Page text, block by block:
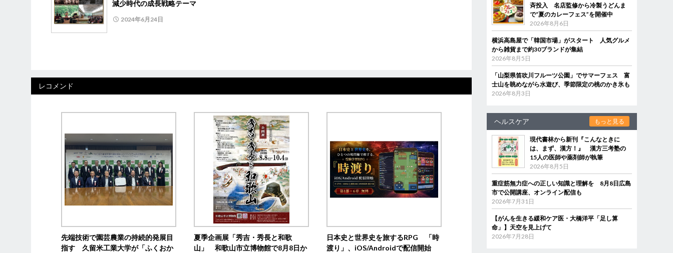
減少時代の成長戦略テーマ
2024年6月24日
レコメンド
先端技術で園芸農業の持続的発展目
指す 久留米工業大学が「ふくおか
夏季企画展「秀吉・秀長と和歌
山」 和歌山市立博物館で8月8日か
日本史と世界史を旅するRPG 「時
渡り」、iOS/Androidで配信開始
斉投入 名店監修から冷製うどんま
で“夏のカレーフェス”を開催中
2026年8月6日
横浜高島屋で「韓国市場」がスタート 人気グルメ
から雑貨まで約30ブランドが集結
2026年8月5日
「山梨県笛吹川フルーツ公園」でサマーフェス 富
士山を眺めながら水遊び、季節限定の桃のかき氷も
2026年8月3日
ヘルスケア もっと見る
現代書林から新刊『こんなときに
は、まず、漢方！』 漢方三考塾の
15人の医師や薬剤師が執筆
2026年8月5日
重症筋無力症への正しい知識と理解を 8月8日広島
市で公開講座、オンライン配信も
2026年7月31日
【がんを生きる緩和ケア医・大橋洋平「足し算
命」】天空を見上げて
2026年7月28日